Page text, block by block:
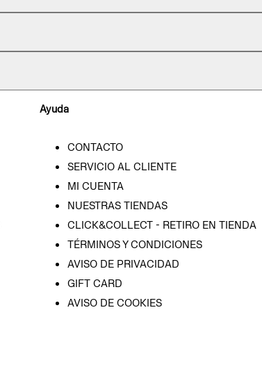
Ayuda
CONTACTO
SERVICIO AL CLIENTE
MI CUENTA
NUESTRAS TIENDAS
CLICK&COLLECT - RETIRO EN TIENDA
TÉRMINOS Y CONDICIONES
AVISO DE PRIVACIDAD
GIFT CARD
AVISO DE COOKIES